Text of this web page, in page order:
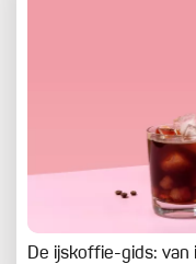
De ijskoffie-gids: